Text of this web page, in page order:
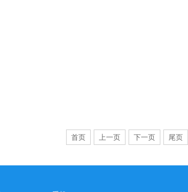
首页 上一页 下一页 尾页